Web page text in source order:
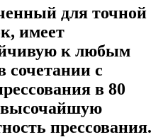
для точной
имеет
к любым
сочетании с
в 80
высочайшую
прессования.